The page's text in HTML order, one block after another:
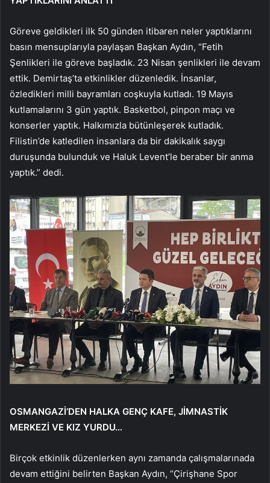
Göreve geldikleri ilk 50 günden itibaren neler yaptıklarını
basın mensuplarıyla paylaşan Başkan Aydın, “Fetih
Şenlikleri ile göreve başladık. 23 Nisan şenlikleri ile devam
ettik. Demirtaş’ta etkinlikler düzenledik. İnsanlar,
özledikleri milli bayramları coşkuyla kutladı. 19 Mayıs
kutlamalarını 3 gün yaptık. Basketbol, pinpon maçı ve
konserler yaptık. Halkımızla bütünleşerek kutladık.
Filistin’de katledilen insanlara da bir dakikalık saygı
duruşunda bulunduk ve Haluk Levent’le beraber bir anma
yaptık.” dedi.
OSMANGAZİ’DEN HALKA GENÇ KAFE, JİMNASTİK
MERKEZİ VE KIZ YURDU…
Birçok etkinlik düzenlerken aynı zamanda çalışmalarınada
devam ettiğini belirten Başkan Aydın, “Çirişhane Spor